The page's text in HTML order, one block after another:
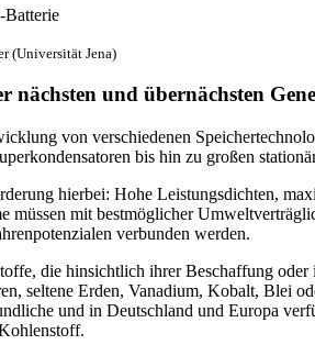
(Universität Jena)
nächsten und übernächsten
von verschiedenen
bis hin zu großen
hierbei: Hohe Leistungsdichten,
müssen mit bestmöglicher
verbunden werden.
die hinsichtlich ihrer Beschaffung
seltene Erden, Vanadium, Kobalt, Blei
und in Deutschland und Europa